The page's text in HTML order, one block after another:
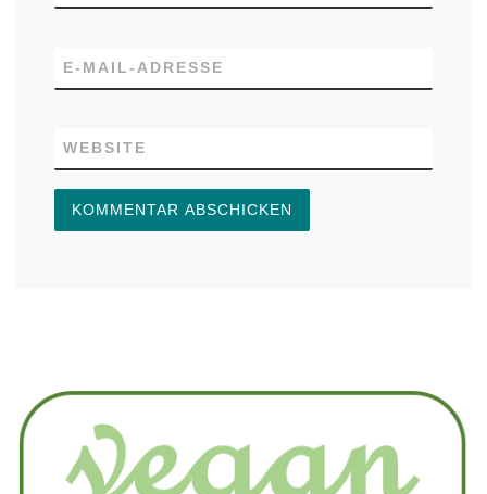
E-MAIL-ADRESSE
WEBSITE